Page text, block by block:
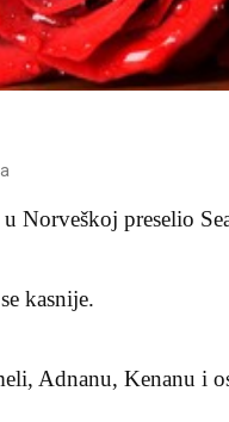
Norveškoj preselio
kasnije.
Adnanu, Kenanu i